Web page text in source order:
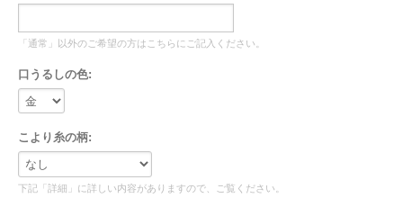
「通常」以外のご希望の方はこちらにご記入ください。
口うるしの色:
こより糸の柄:
下記「詳細」に詳しい内容がありますので、ご覧ください。